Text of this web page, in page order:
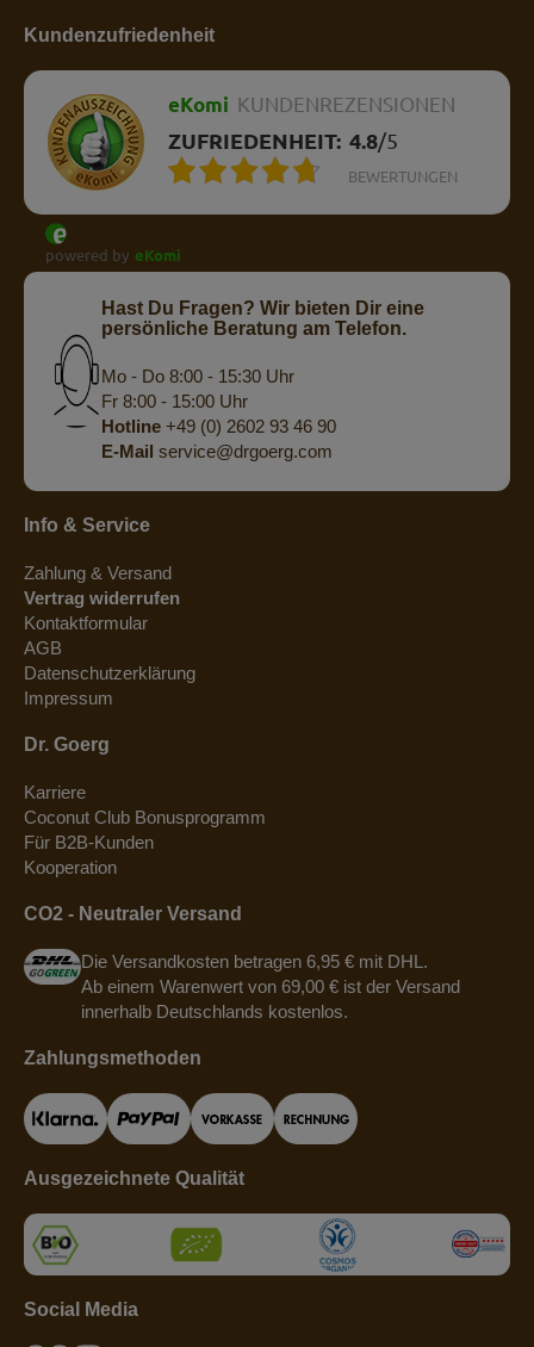
Kundenzufriedenheit
eKomi KUNDENREZENSIONEN
ZUFRIEDENHEIT: 4.8/5
BEWERTUNGEN
powered by eKomi
Hast Du Fragen? Wir bieten Dir eine
persönliche Beratung am Telefon.
Mo - Do 8:00 - 15:30 Uhr
Fr 8:00 - 15:00 Uhr
Hotline +49 (0) 2602 93 46 90
E-Mail service@drgoerg.com
Info & Service
Zahlung & Versand
Vertrag widerrufen
Kontaktformular
AGB
Datenschutzerklärung
Impressum
Dr. Goerg
Karriere
Coconut Club Bonusprogramm
Für B2B-Kunden
Kooperation
CO2 - Neutraler Versand
Die Versandkosten betragen 6,95 € mit DHL.
Ab einem Warenwert von 69,00 € ist der Versand
innerhalb Deutschlands kostenlos.
Zahlungsmethoden
Ausgezeichnete Qualität
Social Media